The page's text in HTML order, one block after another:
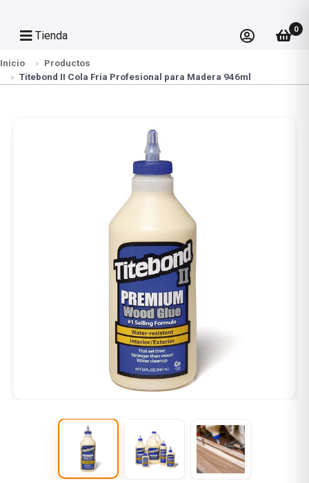
Tienda
0
Inicio
Productos
Titebond II Cola Fría Profesional para Madera 946ml